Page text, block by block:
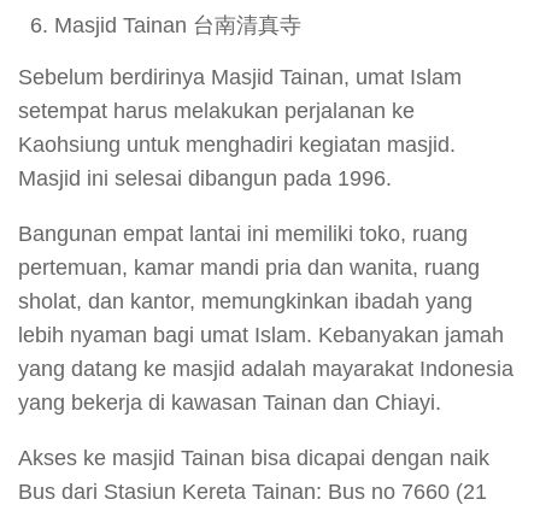
Masjid Tainan 台南清真寺
Sebelum berdirinya Masjid Tainan, umat Islam
setempat harus melakukan perjalanan ke
Kaohsiung untuk menghadiri kegiatan masjid.
Masjid ini selesai dibangun pada 1996.
Bangunan empat lantai ini memiliki toko, ruang
pertemuan, kamar mandi pria dan wanita, ruang
sholat, dan kantor, memungkinkan ibadah yang
lebih nyaman bagi umat Islam. Kebanyakan jamah
yang datang ke masjid adalah mayarakat Indonesia
yang bekerja di kawasan Tainan dan Chiayi.
Akses ke masjid Tainan bisa dicapai dengan naik
Bus dari Stasiun Kereta Tainan: Bus no 7660 (21